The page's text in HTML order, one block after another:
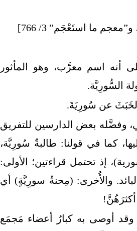
ما استَعْجَم” 3/ 766]
أنه اسم معرَّب، وهو المأثور
السُّورِيَّة.
عن سُورِيَةَ.
وفضَّله بعض الدارسين للتفريق
كما في قولنا: طالبةٌ سُورِيَّة،
إذ تحتمل قراءتين؛ الأولى:
والأُخرى: (مِحنةُ سورِيَّةٍ) أي
وقد أوصى به كبارُ أعضاء مَجمَع